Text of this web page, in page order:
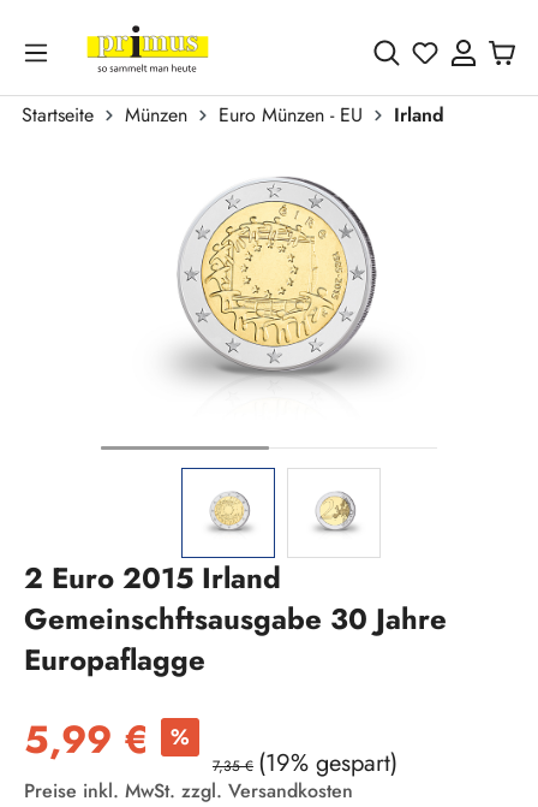
Zum Hauptinhalt springen
Du hast 0
Startseite Münzen Euro Münzen - EU
Irland
2 Euro 2015 Irland
Gemeinschftsausgabe 30 Jahre
Europaflagge
Verkaufspreis:
5,99 € %
7,35 € (19% gespart)
Preise inkl. MwSt. zzgl. Versandkosten